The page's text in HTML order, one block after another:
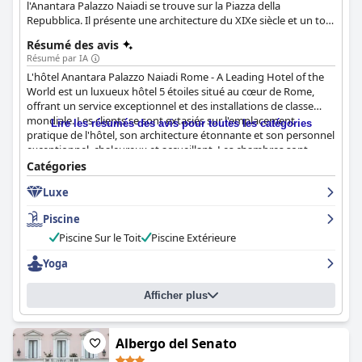
l'Anantara Palazzo Naiadi se trouve sur la Piazza della
Repubblica. Il présente une architecture du XIXe siècle et un toit-
Résumé des avis
Résumé par IA
L'hôtel Anantara Palazzo Naiadi Rome - A Leading Hotel of the
World est un luxueux hôtel 5 étoiles situé au cœur de Rome,
offrant un service exceptionnel et des installations de classe
mondiale. Les clients se sont extasiés sur l'emplacement
pratique de l'hôtel, son architecture étonnante et son personnel
exceptionnel, chaleureux et accueillant. Les chambres sont
incroyablement spacieuses et joliment conçues, équipées de
tout le nécessaire. Le petit déjeuner est fantastique, avec un
grand choix et une grande variété, et la piscine sur le toit est un
lieu à visiter absolument pour se ressourcer en ville. L'hôtel est
d'une propreté exceptionnelle et les lits sont confortables avec
des draps doux et douillets. Bien qu'il y ait eu quelques défauts
et recommanderaient vivement l'hôtel pour son luxe et son
confort.
Lire les résumés des avis pour toutes les catégories
Catégories
Luxe
Piscine
Piscine Sur le Toit
Piscine Extérieure
Yoga
Afficher plus
Albergo del Senato